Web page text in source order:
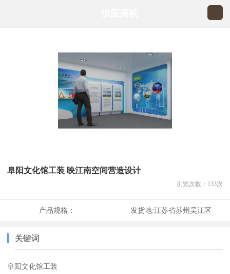
阜阳文化馆工装 映江南空间营造设计
浏览次数： 133次
产品规格： 发货地:江苏省苏州吴江区
关键词
阜阳文化馆工装